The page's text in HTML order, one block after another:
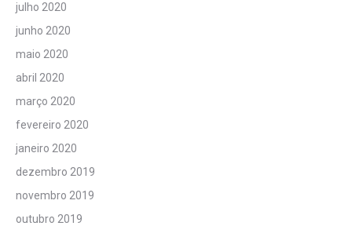
julho 2020
junho 2020
maio 2020
abril 2020
março 2020
fevereiro 2020
janeiro 2020
dezembro 2019
novembro 2019
outubro 2019